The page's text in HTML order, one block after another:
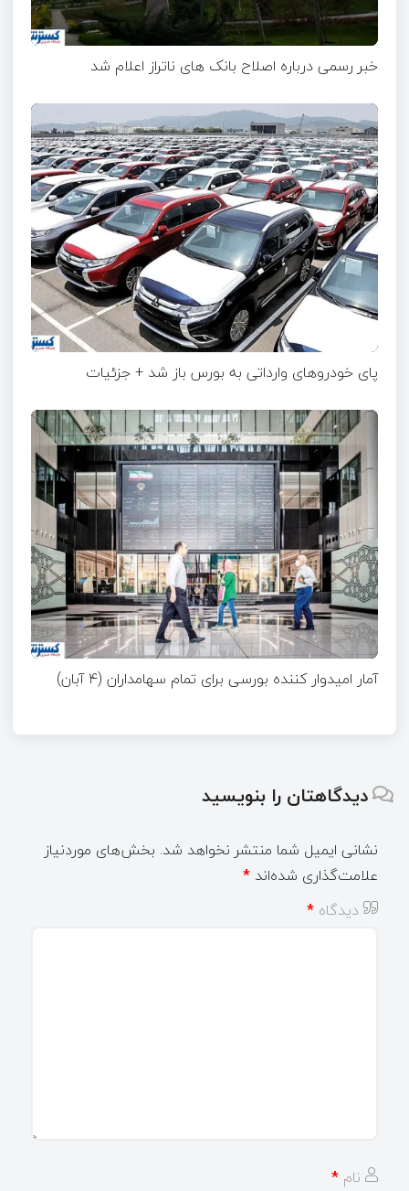
خبر رسمی درباره اصلاح بانک های ناتراز اعلام شد
پای خودروهای وارداتی به بورس باز شد + جزئیات
آمار امیدوار کننده بورسی برای تمام سهامداران (۴ آبان)
دیدگاهتان را بنویسید
نشانی ایمیل شما منتشر نخواهد شد. بخش‌های موردنیاز
علامت‌گذاری شده‌اند *
دیدگاه *
نام *